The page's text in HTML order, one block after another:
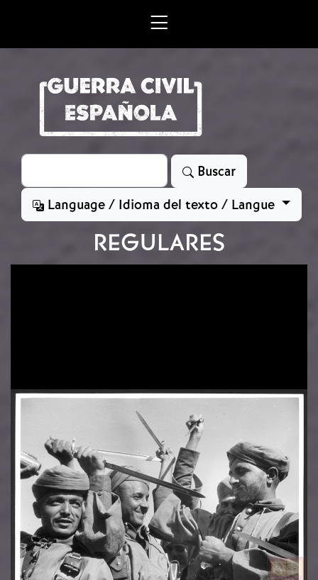
Search
Buscar
Language / Idioma del texto / Langue
REGULARES